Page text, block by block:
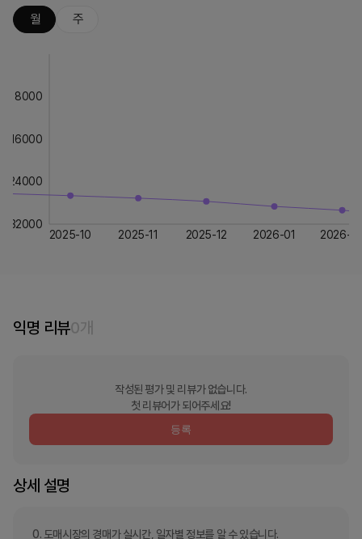
월 주
2025-10 2025-11 2025-12 2026-01 2026-
8000
16000
24000
32000
익명 리뷰0개
작성된 평가 및 리뷰가 없습니다.
첫 리뷰어가 되어주세요!
등록
상세 설명
0. 도매시장의 경매가 실시간, 일자별 정보를 알 수 있습니다.